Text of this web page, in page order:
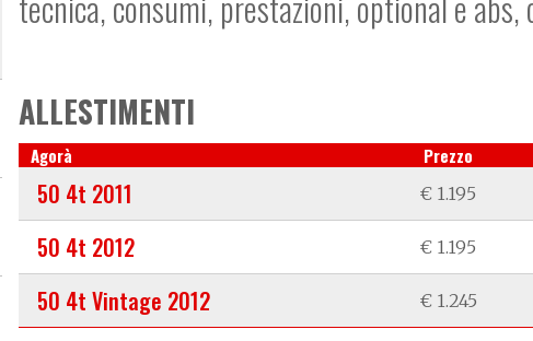
ALLESTIMENTI
Agorà Prezzo
50 4t 2011 € 1.195
50 4t 2012 € 1.195
50 4t Vintage 2012 € 1.245